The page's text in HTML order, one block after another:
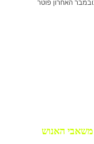
האחרון פוטר